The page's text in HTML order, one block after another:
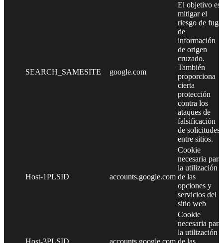
SEARCH_SAMESITE google.com
El objetivo es
mitigar el
riesgo de fuga
de
información
de origen
cruzado.
También
proporciona
cierta
protección
contra los
ataques de
falsificación
de solicitudes
entre sitios.
Host-1PLSID accounts.google.com
Cookie
necesaria para
la utilización
de las
opciones y
servicios del
sitio web
Cookie
necesaria para
la utilización